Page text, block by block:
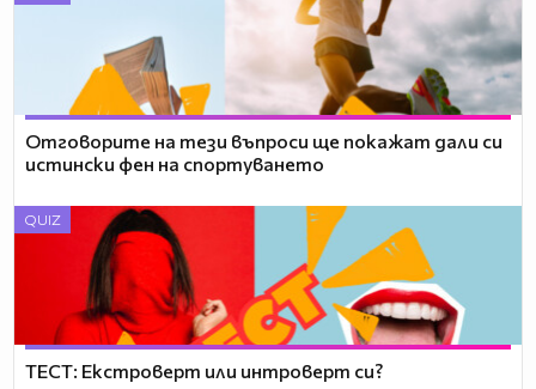
Отговорите на тези въпроси ще покажат дали си
истински фен на спортуването
QUIZ
ТЕСТ: Екстроверт или интроверт си?